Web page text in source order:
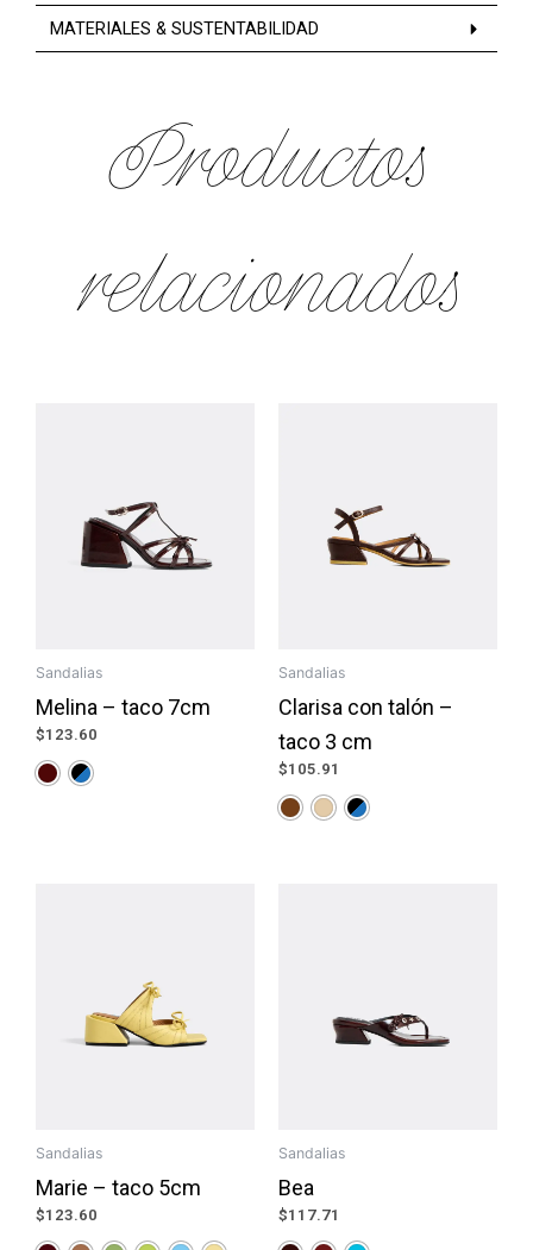
MATERIALES & SUSTENTABILIDAD
Productos
relacionados
Sandalias
Melina – taco 7cm
$123.60
Sandalias
Clarisa con talón –
taco 3 cm
$105.91
Sandalias
Marie – taco 5cm
$123.60
Sandalias
Bea
$117.71